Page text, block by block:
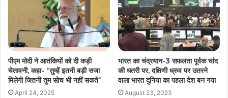
पीएम मोदी ने आतंकियों को दी कड़ी
चेतावनी, कहा- “तुम्हें इतनी बड़ी सजा
मिलेगी जितनी तुम सोच भी नहीं सकते”
April 24, 2025
भारत का चंद्रयान-3 सफलता पूर्वक चांद
की धतरी पर, दक्षिणी ध्रुव पर उतरने
वाला भारत दुनिया का पहला देश बन गया
August 23, 2023